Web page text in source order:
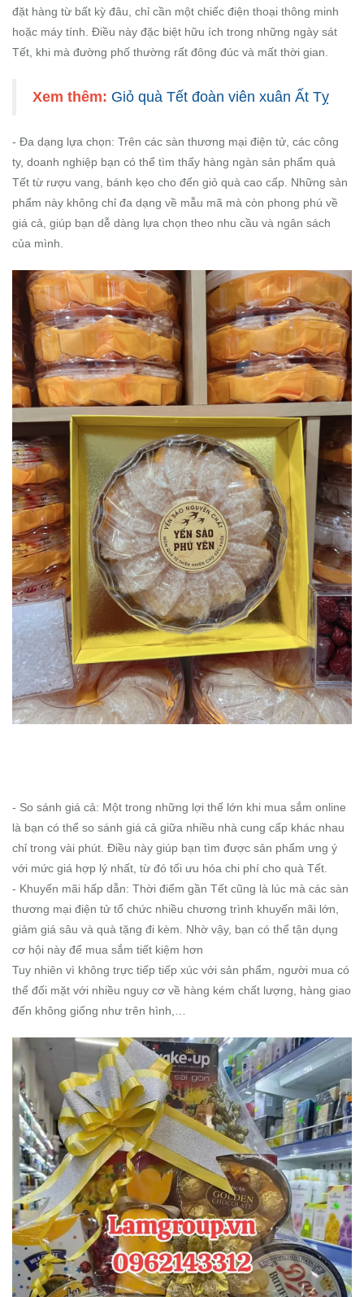
đặt hàng từ bất kỳ đâu, chỉ cần một chiếc điện thoại thông minh
hoặc máy tính. Điều này đặc biệt hữu ích trong những ngày sát
Tết, khi mà đường phố thường rất đông đúc và mất thời gian.
Xem thêm: Giỏ quà Tết đoàn viên xuân Ất Tỵ
- Đa dạng lựa chọn: Trên các sàn thương mại điện tử, các công
ty, doanh nghiệp bạn có thể tìm thấy hàng ngàn sản phẩm quà
Tết từ rượu vang, bánh kẹo cho đến giỏ quà cao cấp. Những sản
phẩm này không chỉ đa dạng về mẫu mã mà còn phong phú về
giá cả, giúp bạn dễ dàng lựa chọn theo nhu cầu và ngân sách
của mình.
- So sánh giá cả: Một trong những lợi thế lớn khi mua sắm online
là bạn có thể so sánh giá cả giữa nhiều nhà cung cấp khác nhau
chỉ trong vài phút. Điều này giúp bạn tìm được sản phẩm ưng ý
với mức giá hợp lý nhất, từ đó tối ưu hóa chi phí cho quà Tết.
- Khuyến mãi hấp dẫn: Thời điểm gần Tết cũng là lúc mà các sàn
thương mại điện tử tổ chức nhiều chương trình khuyến mãi lớn,
giảm giá sâu và quà tặng đi kèm. Nhờ vậy, bạn có thể tận dụng
cơ hội này để mua sắm tiết kiệm hơn
Tuy nhiên vì không trực tiếp tiếp xúc với sản phẩm, người mua có
thể đối mặt với nhiều nguy cơ về hàng kém chất lượng, hàng giao
đến không giống như trên hình,…